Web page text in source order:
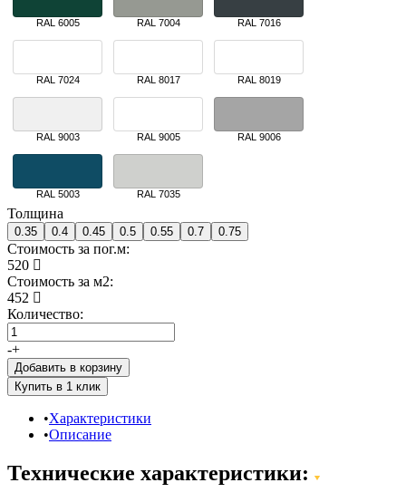
RAL 6005 RAL 7004 RAL 7016
RAL 7024 RAL 8017 RAL 8019
RAL 9003 RAL 9005 RAL 9006
RAL 5003 RAL 7035
Толщина
0.35 0.4 0.45 0.5 0.55 0.7 0.75
Стоимость за пог.м:
520
Стоимость за м2:
452
Количество:
-+
Добавить в корзину
Характеристики
Описание
Технические характеристики: